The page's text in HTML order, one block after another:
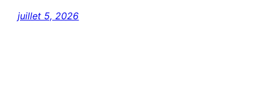
juillet 5, 2026